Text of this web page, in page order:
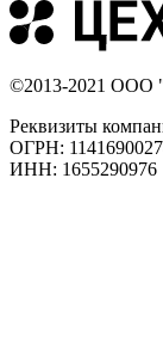
©2013-2021 ООО
Реквизиты
ОГРН:
ИНН: 1655290976